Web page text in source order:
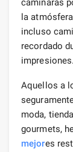
caminarás
la
incluso
recordado
impresiones.
Aquellos a
moda,
gourmets,
mejores